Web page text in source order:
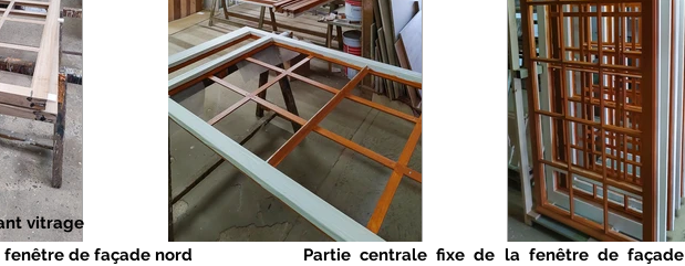
vitrage
de façade nord
Partie centrale fixe de la fenêtre de façade